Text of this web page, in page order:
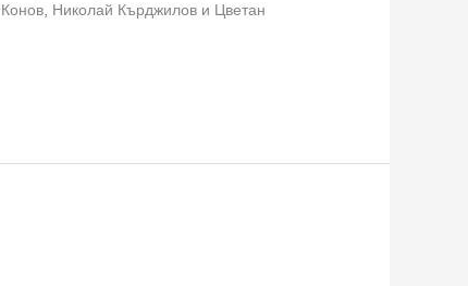
Николай Кърджилов и Цветан